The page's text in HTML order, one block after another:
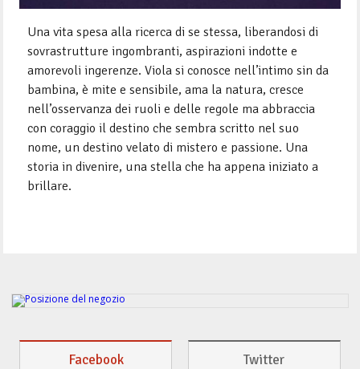
Una vita spesa alla ricerca di se stessa, liberandosi di
sovrastrutture ingombranti, aspirazioni indotte e
amorevoli ingerenze. Viola si conosce nell’intimo sin da
bambina, è mite e sensibile, ama la natura, cresce
nell’osservanza dei ruoli e delle regole ma abbraccia
con coraggio il destino che sembra scritto nel suo
nome, un destino velato di mistero e passione. Una
storia in divenire, una stella che ha appena iniziato a
brillare.
Facebook Twitter